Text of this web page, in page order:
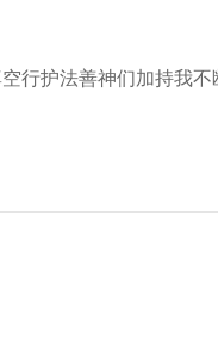
行护法善神们加持我